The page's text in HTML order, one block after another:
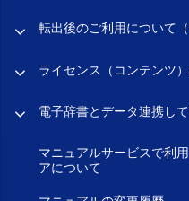
転出後のご利用について
ライセンス（コンテンツ
電子辞書とデータ連携し
マニュアルサービスで利
アについて